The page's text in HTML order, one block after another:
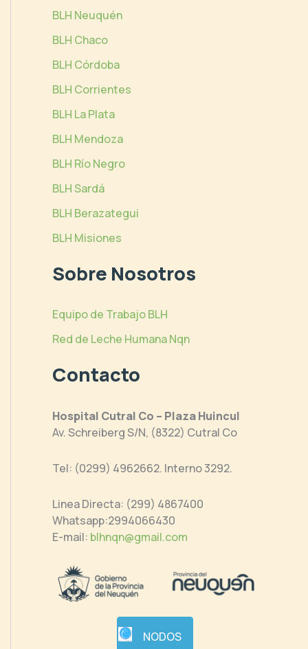
BLH Neuquén
BLH Chaco
BLH Córdoba
BLH Corrientes
BLH La Plata
BLH Mendoza
BLH Río Negro
BLH Sardá
BLH Berazategui
BLH Misiones
Sobre Nosotros
Equipo de Trabajo BLH
Red de Leche Humana Nqn
Contacto
Hospital Cutral Co – Plaza Huincul
Av. Schreiberg S/N, (8322) Cutral Co
Tel: (0299) 4962662. Interno 3292.
Linea Directa: (299) 4867400
Whatsapp:2994066430
E-mail: blhnqn@gmail.com
NODOS